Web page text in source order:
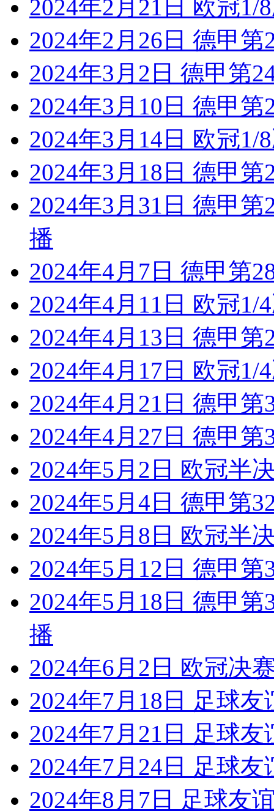
2024年2月21日 欧冠1/
2024年2月26日 德甲
2024年3月2日 德甲第
2024年3月10日 德甲
2024年3月14日 欧冠1/
2024年3月18日 德甲
2024年3月31日 德甲
播
2024年4月7日 德甲第
2024年4月11日 欧冠1/
2024年4月13日 德甲
2024年4月17日 欧冠1/
2024年4月21日 德甲
2024年4月27日 德甲
2024年5月2日 欧冠半
2024年5月4日 德甲第
2024年5月8日 欧冠半
2024年5月12日 德甲
2024年5月18日 德甲
播
2024年6月2日 欧冠决
2024年7月18日 足球
2024年7月21日 足球
2024年7月24日 足球
2024年8月7日 足球友